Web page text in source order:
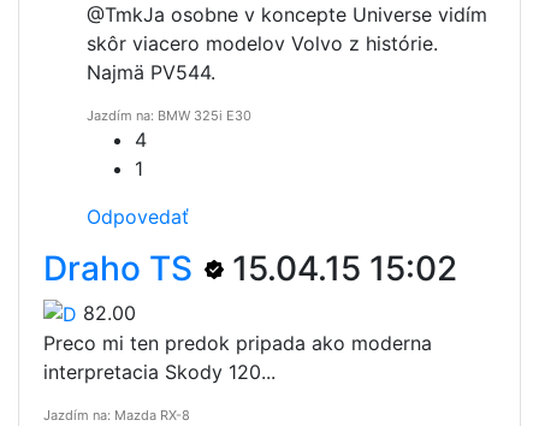
@TmkJa osobne v koncepte Universe vidím
skôr viacero modelov Volvo z histórie.
Najmä PV544.
Jazdím na: BMW 325i E30
4
1
Odpovedať
Draho TS 15.04.15 15:02
82.00
Preco mi ten predok pripada ako moderna
interpretacia Skody 120...
Jazdím na: Mazda RX-8